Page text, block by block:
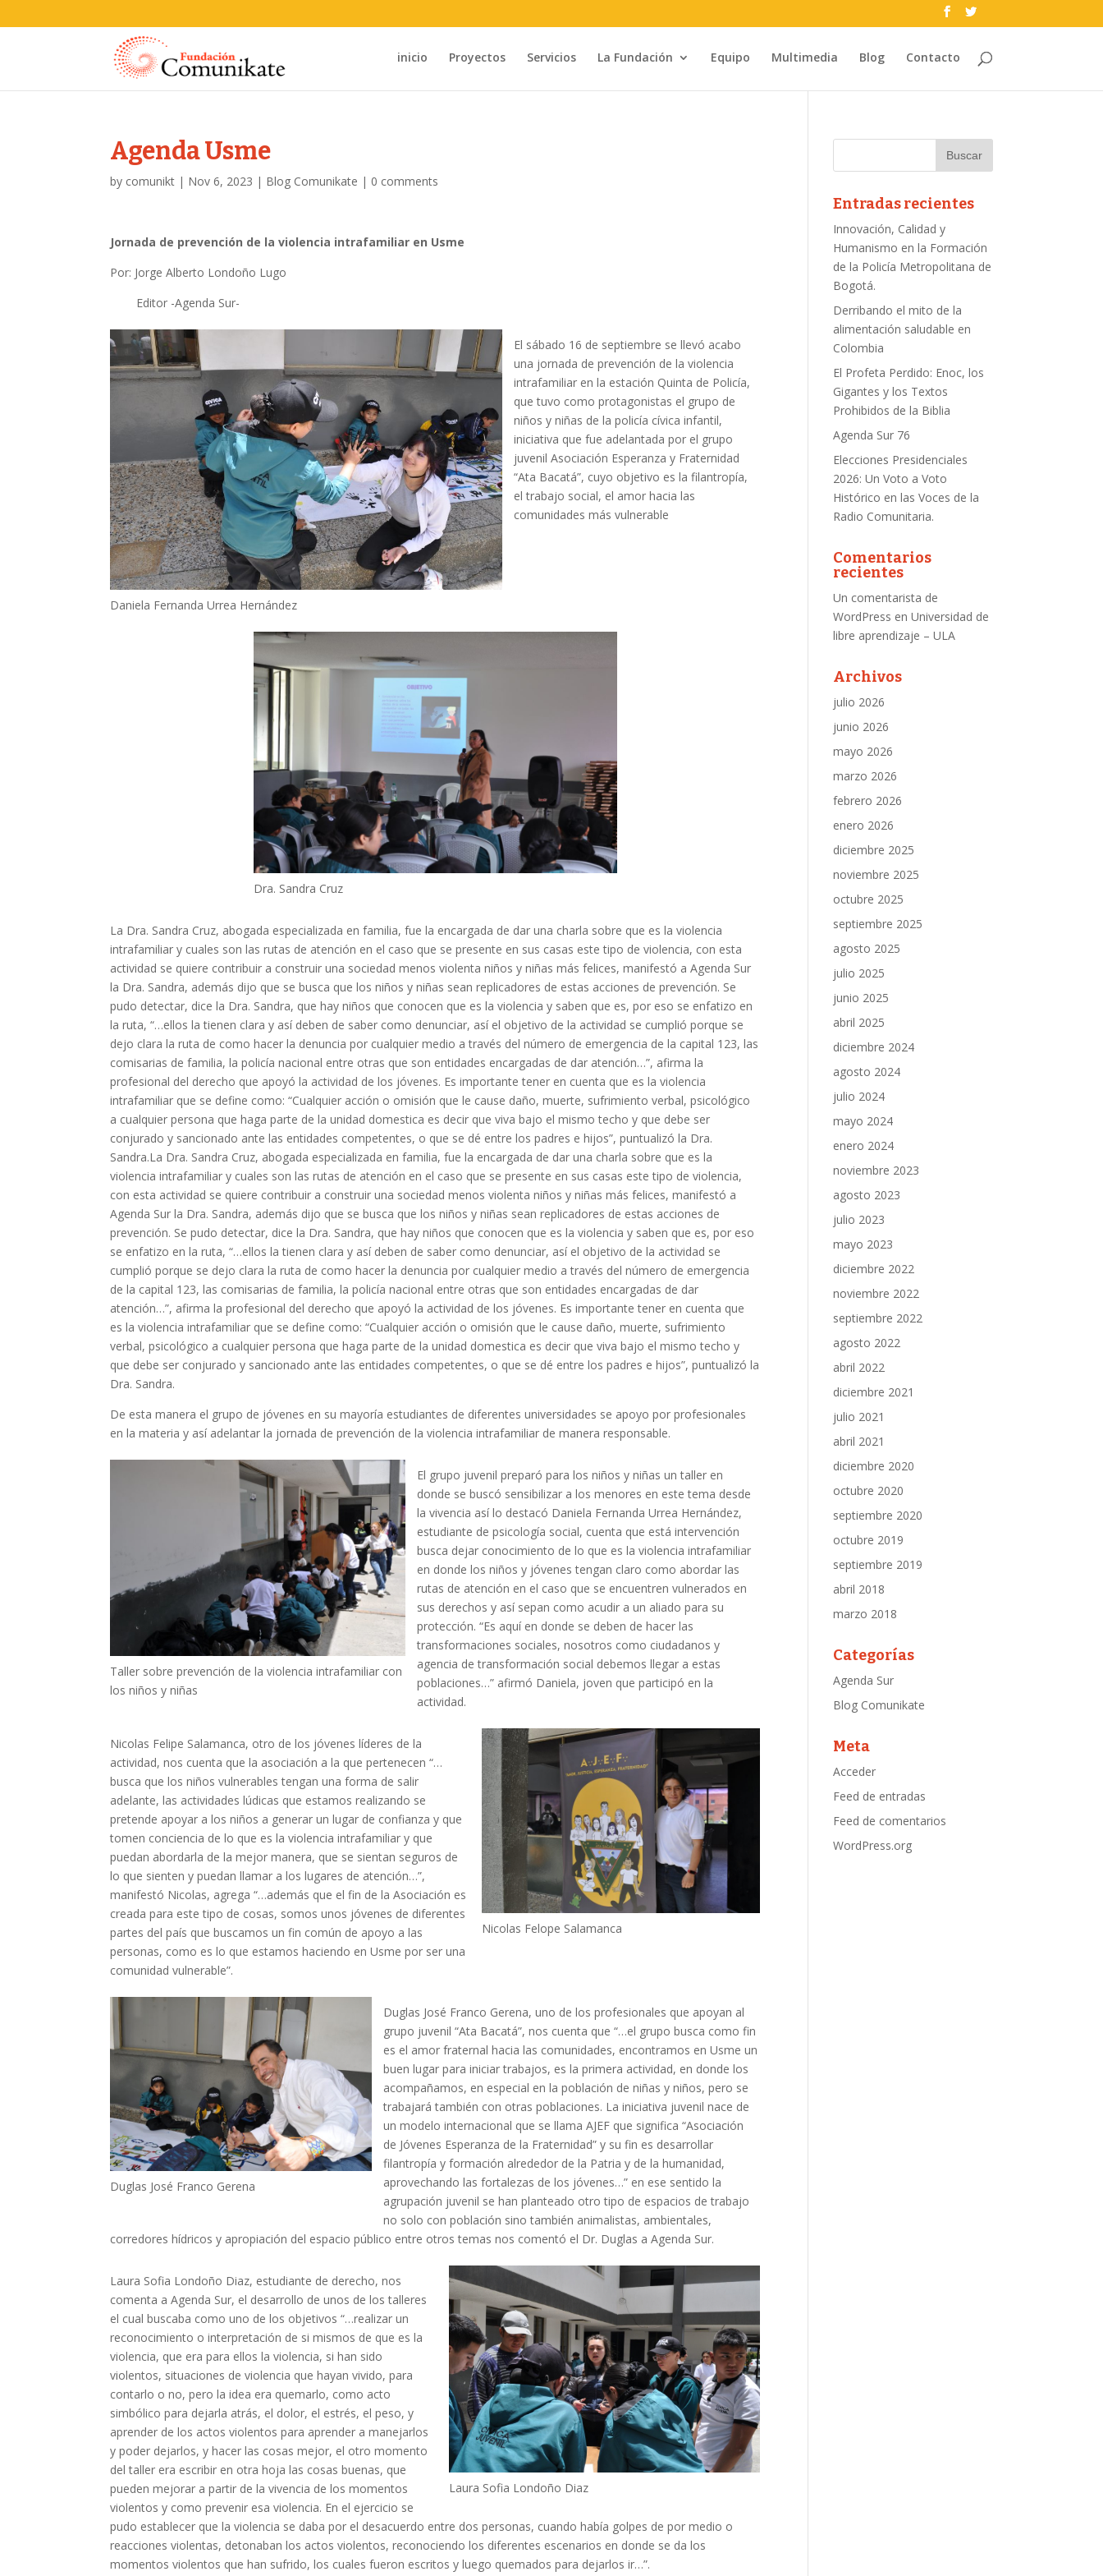
inicio Proyectos Servicios La Fundación Equipo Multimedia Blog Contacto
Agenda Usme
by comunikt | Nov 6, 2023 | Blog Comunikate | 0 comments
Jornada de prevención de la violencia intrafamiliar en Usme
Por: Jorge Alberto Londoño Lugo
Editor -Agenda Sur-
Daniela Fernanda Urrea Hernández
El sábado 16 de septiembre se llevó acabo
una jornada de prevención de la violencia
intrafamiliar en la estación Quinta de Policía,
que tuvo como protagonistas el grupo de
niños y niñas de la policía cívica infantil,
iniciativa que fue adelantada por el grupo
juvenil Asociación Esperanza y Fraternidad
“Ata Bacatá”, cuyo objetivo es la filantropía,
el trabajo social, el amor hacia las
comunidades más vulnerable
Dra. Sandra Cruz
La Dra. Sandra Cruz, abogada especializada en familia, fue la encargada de dar una charla sobre que es la violencia
intrafamiliar y cuales son las rutas de atención en el caso que se presente en sus casas este tipo de violencia, con esta
actividad se quiere contribuir a construir una sociedad menos violenta niños y niñas más felices, manifestó a Agenda Sur
la Dra. Sandra, además dijo que se busca que los niños y niñas sean replicadores de estas acciones de prevención. Se
pudo detectar, dice la Dra. Sandra, que hay niños que conocen que es la violencia y saben que es, por eso se enfatizo en
la ruta, “…ellos la tienen clara y así deben de saber como denunciar, así el objetivo de la actividad se cumplió porque se
dejo clara la ruta de como hacer la denuncia por cualquier medio a través del número de emergencia de la capital 123, las
comisarias de familia, la policía nacional entre otras que son entidades encargadas de dar atención…”, afirma la
profesional del derecho que apoyó la actividad de los jóvenes. Es importante tener en cuenta que es la violencia
intrafamiliar que se define como: “Cualquier acción o omisión que le cause daño, muerte, sufrimiento verbal, psicológico
a cualquier persona que haga parte de la unidad domestica es decir que viva bajo el mismo techo y que debe ser
conjurado y sancionado ante las entidades competentes, o que se dé entre los padres e hijos”, puntualizó la Dra.
Sandra.La Dra. Sandra Cruz, abogada especializada en familia, fue la encargada de dar una charla sobre que es la
violencia intrafamiliar y cuales son las rutas de atención en el caso que se presente en sus casas este tipo de violencia,
con esta actividad se quiere contribuir a construir una sociedad menos violenta niños y niñas más felices, manifestó a
Agenda Sur la Dra. Sandra, además dijo que se busca que los niños y niñas sean replicadores de estas acciones de
prevención. Se pudo detectar, dice la Dra. Sandra, que hay niños que conocen que es la violencia y saben que es, por eso
se enfatizo en la ruta, “…ellos la tienen clara y así deben de saber como denunciar, así el objetivo de la actividad se
cumplió porque se dejo clara la ruta de como hacer la denuncia por cualquier medio a través del número de emergencia
de la capital 123, las comisarias de familia, la policía nacional entre otras que son entidades encargadas de dar
atención…”, afirma la profesional del derecho que apoyó la actividad de los jóvenes. Es importante tener en cuenta que
es la violencia intrafamiliar que se define como: “Cualquier acción o omisión que le cause daño, muerte, sufrimiento
verbal, psicológico a cualquier persona que haga parte de la unidad domestica es decir que viva bajo el mismo techo y
que debe ser conjurado y sancionado ante las entidades competentes, o que se dé entre los padres e hijos”, puntualizó la
Dra. Sandra.
De esta manera el grupo de jóvenes en su mayoría estudiantes de diferentes universidades se apoyo por profesionales
en la materia y así adelantar la jornada de prevención de la violencia intrafamiliar de manera responsable.
Taller sobre prevención de la violencia intrafamiliar con
los niños y niñas
El grupo juvenil preparó para los niños y niñas un taller en
donde se buscó sensibilizar a los menores en este tema desde
la vivencia así lo destacó Daniela Fernanda Urrea Hernández,
estudiante de psicología social, cuenta que está intervención
busca dejar conocimiento de lo que es la violencia intrafamiliar
en donde los niños y jóvenes tengan claro como abordar las
rutas de atención en el caso que se encuentren vulnerados en
sus derechos y así sepan como acudir a un aliado para su
protección. “Es aquí en donde se deben de hacer las
transformaciones sociales, nosotros como ciudadanos y
agencia de transformación social debemos llegar a estas
poblaciones…” afirmó Daniela, joven que participó en la
actividad.
Nicolas Felope Salamanca
Nicolas Felipe Salamanca, otro de los jóvenes líderes de la
actividad, nos cuenta que la asociación a la que pertenecen “…
busca que los niños vulnerables tengan una forma de salir
adelante, las actividades lúdicas que estamos realizando se
pretende apoyar a los niños a generar un lugar de confianza y que
tomen conciencia de lo que es la violencia intrafamiliar y que
puedan abordarla de la mejor manera, que se sientan seguros de
lo que sienten y puedan llamar a los lugares de atención…”,
manifestó Nicolas, agrega “…además que el fin de la Asociación es
creada para este tipo de cosas, somos unos jóvenes de diferentes
partes del país que buscamos un fin común de apoyo a las
personas, como es lo que estamos haciendo en Usme por ser una
comunidad vulnerable”.
Duglas José Franco Gerena
Duglas José Franco Gerena, uno de los profesionales que apoyan al
grupo juvenil “Ata Bacatá”, nos cuenta que “…el grupo busca como fin
es el amor fraternal hacia las comunidades, encontramos en Usme un
buen lugar para iniciar trabajos, es la primera actividad, en donde los
acompañamos, en especial en la población de niñas y niños, pero se
trabajará también con otras poblaciones. La iniciativa juvenil nace de
un modelo internacional que se llama AJEF que significa “Asociación
de Jóvenes Esperanza de la Fraternidad” y su fin es desarrollar
filantropía y formación alrededor de la Patria y de la humanidad,
aprovechando las fortalezas de los jóvenes…” en ese sentido la
agrupación juvenil se han planteado otro tipo de espacios de trabajo
no solo con población sino también animalistas, ambientales,
corredores hídricos y apropiación del espacio público entre otros temas nos comentó el Dr. Duglas a Agenda Sur.
Laura Sofia Londoño Diaz
Laura Sofia Londoño Diaz, estudiante de derecho, nos
comenta a Agenda Sur, el desarrollo de unos de los talleres
el cual buscaba como uno de los objetivos “…realizar un
reconocimiento o interpretación de si mismos de que es la
violencia, que era para ellos la violencia, si han sido
violentos, situaciones de violencia que hayan vivido, para
contarlo o no, pero la idea era quemarlo, como acto
simbólico para dejarla atrás, el dolor, el estrés, el peso, y
aprender de los actos violentos para aprender a manejarlos
y poder dejarlos, y hacer las cosas mejor, el otro momento
del taller era escribir en otra hoja las cosas buenas, que
pueden mejorar a partir de la vivencia de los momentos
violentos y como prevenir esa violencia. En el ejercicio se
pudo establecer que la violencia se daba por el desacuerdo entre dos personas, cuando había golpes de por medio o
reacciones violentas, detonaban los actos violentos, reconociendo los diferentes escenarios en donde se da los
momentos violentos que han sufrido, los cuales fueron escritos y luego quemados para dejarlos ir…”.
Entradas recientes
Innovación, Calidad y
Humanismo en la Formación
de la Policía Metropolitana de
Bogotá.
Derribando el mito de la
alimentación saludable en
Colombia
El Profeta Perdido: Enoc, los
Gigantes y los Textos
Prohibidos de la Biblia
Agenda Sur 76
Elecciones Presidenciales
2026: Un Voto a Voto
Histórico en las Voces de la
Radio Comunitaria.
Comentarios
recientes
Un comentarista de
WordPress enUniversidad de
libre aprendizaje – ULA
Archivos
julio 2026
junio 2026
mayo 2026
marzo 2026
febrero 2026
enero 2026
diciembre 2025
noviembre 2025
octubre 2025
septiembre 2025
agosto 2025
julio 2025
junio 2025
abril 2025
diciembre 2024
agosto 2024
julio 2024
mayo 2024
enero 2024
noviembre 2023
agosto 2023
julio 2023
mayo 2023
diciembre 2022
noviembre 2022
septiembre 2022
agosto 2022
abril 2022
diciembre 2021
julio 2021
abril 2021
diciembre 2020
octubre 2020
septiembre 2020
octubre 2019
septiembre 2019
abril 2018
marzo 2018
Categorías
Agenda Sur
Blog Comunikate
Meta
Acceder
Feed de entradas
Feed de comentarios
WordPress.org